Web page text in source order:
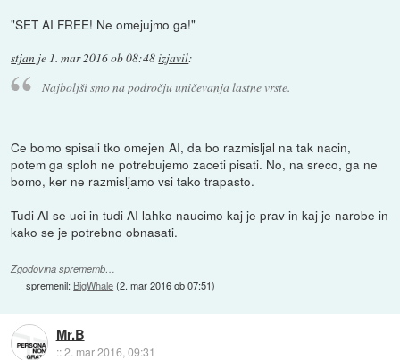
"SET AI FREE! Ne omejujmo ga!"
stjan je 1. mar 2016 ob 08:48izjavil:
Najboljši smo na področju uničevanja lastne vrste.
Ce bomo spisali tko omejen AI, da bo razmisljal na tak nacin,
potem ga sploh ne potrebujemo zaceti pisati. No, na sreco, ga ne
bomo, ker ne razmisljamo vsi tako trapasto.
Tudi AI se uci in tudi AI lahko naucimo kaj je prav in kaj je narobe in
kako se je potrebno obnasati.
Zgodovina sprememb…
spremenil: BigWhale(2. mar 2016 ob 07:51)
Mr.B
::2. mar 2016, 09:31